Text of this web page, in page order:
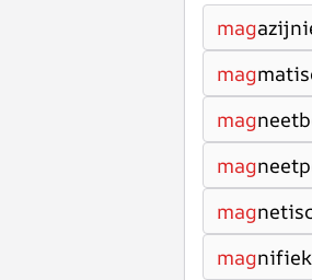
mag
mag
mag
mag
mag
mag